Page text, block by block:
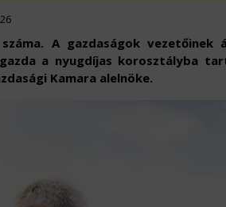
A gazdaságok vezetőinek
a nyugdíjas korosztályba
Kamara alelnöke.